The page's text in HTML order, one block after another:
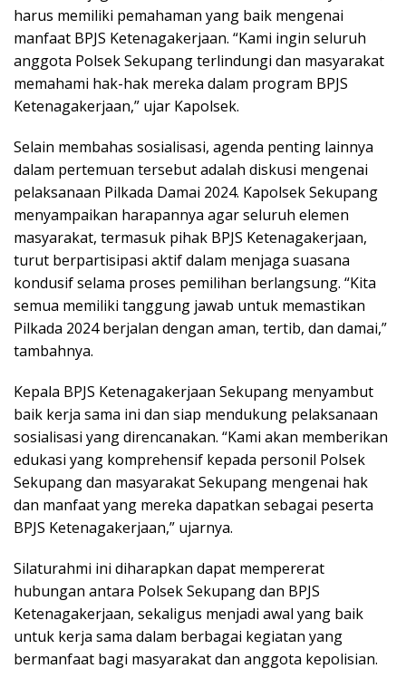
harus memiliki pemahaman yang baik mengenai
manfaat BPJS Ketenagakerjaan. “Kami ingin seluruh
anggota Polsek Sekupang terlindungi dan masyarakat
memahami hak-hak mereka dalam program BPJS
Ketenagakerjaan,” ujar Kapolsek.
Selain membahas sosialisasi, agenda penting lainnya
dalam pertemuan tersebut adalah diskusi mengenai
pelaksanaan Pilkada Damai 2024. Kapolsek Sekupang
menyampaikan harapannya agar seluruh elemen
masyarakat, termasuk pihak BPJS Ketenagakerjaan,
turut berpartisipasi aktif dalam menjaga suasana
kondusif selama proses pemilihan berlangsung. “Kita
semua memiliki tanggung jawab untuk memastikan
Pilkada 2024 berjalan dengan aman, tertib, dan damai,”
tambahnya.
Kepala BPJS Ketenagakerjaan Sekupang menyambut
baik kerja sama ini dan siap mendukung pelaksanaan
sosialisasi yang direncanakan. “Kami akan memberikan
edukasi yang komprehensif kepada personil Polsek
Sekupang dan masyarakat Sekupang mengenai hak
dan manfaat yang mereka dapatkan sebagai peserta
BPJS Ketenagakerjaan,” ujarnya.
Silaturahmi ini diharapkan dapat mempererat
hubungan antara Polsek Sekupang dan BPJS
Ketenagakerjaan, sekaligus menjadi awal yang baik
untuk kerja sama dalam berbagai kegiatan yang
bermanfaat bagi masyarakat dan anggota kepolisian.